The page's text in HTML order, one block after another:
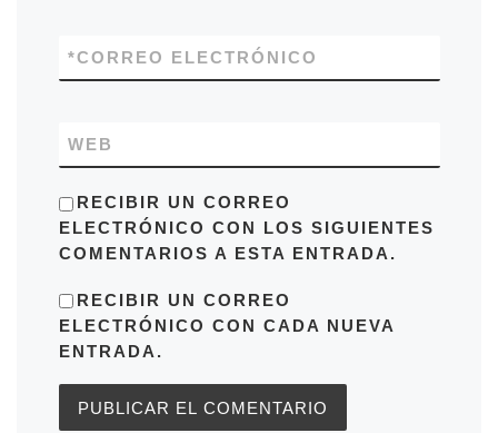
CORREO ELECTRÓNICO
*
WEB
RECIBIR UN CORREO
ELECTRÓNICO CON LOS SIGUIENTES
COMENTARIOS A ESTA ENTRADA.
RECIBIR UN CORREO
ELECTRÓNICO CON CADA NUEVA
ENTRADA.